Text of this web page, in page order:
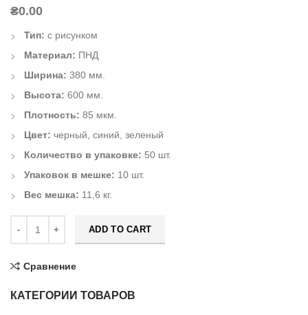
₴0.00
Тип: с рисунком
Материал: ПНД
Ширина: 380 мм.
Высота: 600 мм.
Плотность: 85 мкм.
Цвет: черный, синий, зеленый
Количество в упаковке: 50 шт.
Упаковок в мешке: 10 шт.
Вес мешка: 11,6 кг.
ADD TO CART
Сравнение
КАТЕГОРИИ ТОВАРОВ